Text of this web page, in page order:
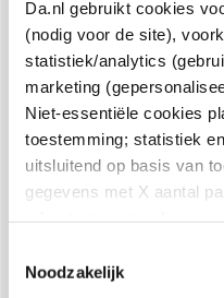
Da.nl gebruikt cookies
(nodig voor de site),
statistiek/analytics
marketing
Niet-essentiële cookies
toestemming; statistiek
uitsluitend op basis van
gegevens met X aantal
en de bewaartermijnen
Noodzakelijk
Over DA
Klantenservice
Assortiment